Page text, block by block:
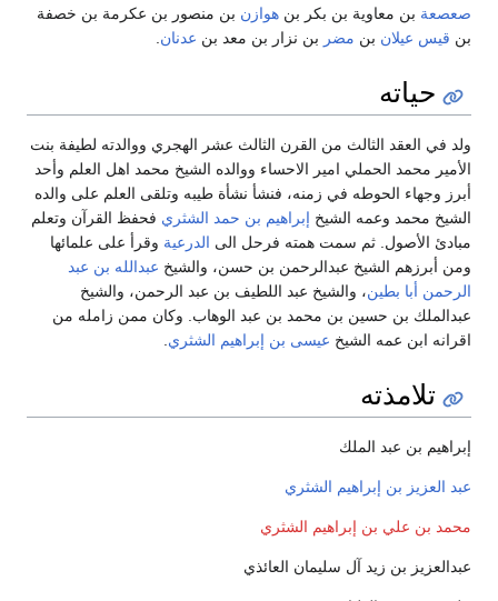
صعصعة بن معاوية بن بكر بن هوازن بن منصور بن عكرمة بن خصفة
بن قيس عيلان بن مضر بن نزار بن معد بن عدنان
حياته
ولد في العقد الثالث من القرن الثالث عشر الهجري ووالدته لطيفة بنت
الأمير محمد الحملي امير الاحساء ووالده الشيخ محمد اهل العلم وأحد
أبرز وجهاء الحوطه في زمنه، فنشأ نشأة طيبه وتلقى العلم على والده
الشيخ محمد وعمه الشيخ إبراهيم بن حمد الشثري فحفظ القرآن وتعلم
مبادئ الأصول. ثم سمت همته فرحل الى الدرعية وقرأ على علمائها
ومن أبرزهم الشيخ عبدالرحمن بن حسن، والشيخ عبدالله بن عبد
الرحمن أبا بطين، والشيخ عبد اللطيف بن عبد الرحمن، والشيخ
عبدالملك بن حسين بن محمد بن عبد الوهاب. وكان ممن زامله من
اقرانه ابن عمه الشيخ عيسى بن إبراهيم الشثري
تلامذته
إبراهيم بن عبد الملك
عبد العزيز بن إبراهيم الشثري
محمد بن علي بن إبراهيم الشثري
عبدالعزيز بن زيد آل سليمان العائذي